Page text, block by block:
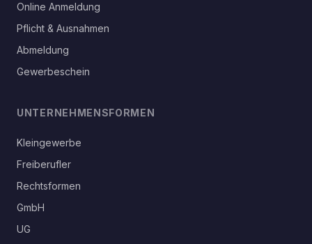
Online Anmeldung
Pflicht & Ausnahmen
Abmeldung
Gewerbeschein
UNTERNEHMENSFORMEN
Kleingewerbe
Freiberufler
Rechtsformen
GmbH
UG